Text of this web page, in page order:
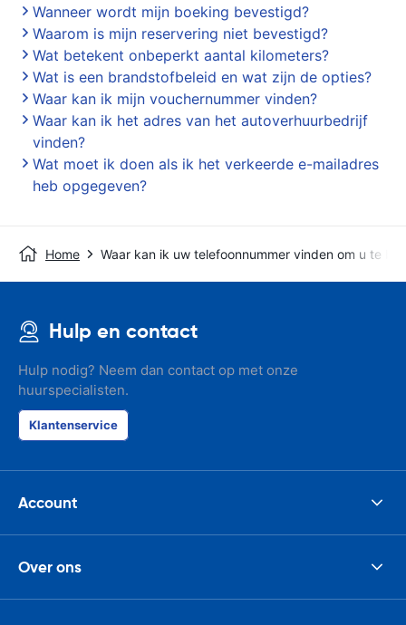
Wanneer wordt mijn boeking bevestigd?
Waarom is mijn reservering niet bevestigd?
Wat betekent onbeperkt aantal kilometers?
Wat is een brandstofbeleid en wat zijn de opties?
Waar kan ik mijn vouchernummer vinden?
Waar kan ik het adres van het autoverhuurbedrijf
vinden?
Wat moet ik doen als ik het verkeerde e-mailadres
heb opgegeven?
Home Waar kan ik uw telefoonnummer vinden om u te
Hulp en contact
Hulp nodig? Neem dan contact op met onze
huurspecialisten.
Klantenservice
Account
Over ons